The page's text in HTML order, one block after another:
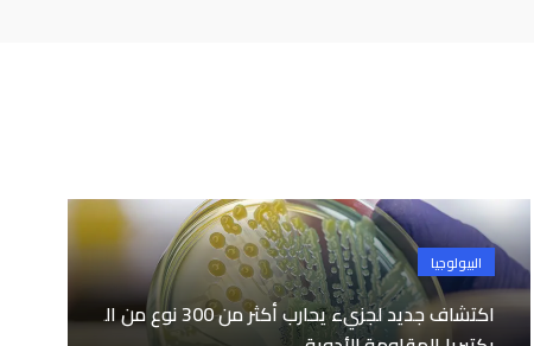
البيولوجيا
اكتشاف جديد لجزيء يحارب أكثر من 300 نوع من ال